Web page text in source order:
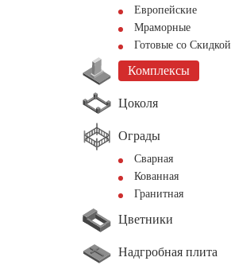
Европейские
Мраморные
Готовые со Скидкой
Комплексы
Цоколя
Ограды
Сварная
Кованная
Гранитная
Цветники
Надгробная плита